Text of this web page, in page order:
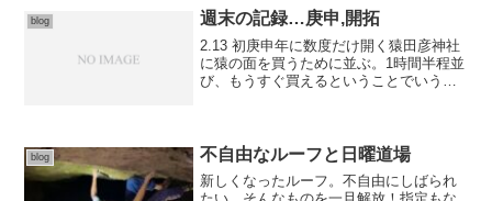
うになってます...
blog 週末の記録…庚申,開拓
2.13 初庚申年に数度だけ開く猿田彦神社
に猿の面を買うために並ぶ。1時間半程並
び、もうすぐ買えるということでいうと
整する。私にとっ...
blog 不自由なルーフと日曜道場
新しくなったルーフ。不自由にしばられ